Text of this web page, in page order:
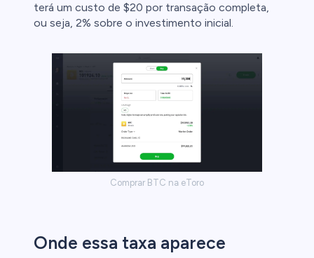
terá um custo de $20 por transação completa,
ou seja, 2% sobre o investimento inicial.
Comprar BTC na eToro
Onde essa taxa aparece